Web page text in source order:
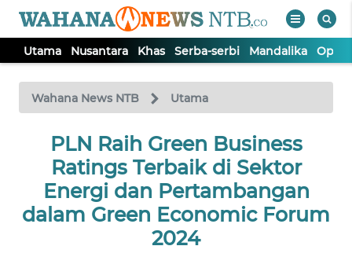
Utama Nusantara Khas Serba-serbi Mandalika Opini
Wahana News NTB Utama
PLN Raih Green Business
Ratings Terbaik di Sektor
Energi dan Pertambangan
dalam Green Economic Forum
2024
TV
Tutup
UTAMA
NUSANTARA